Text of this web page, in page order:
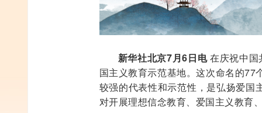
新华社北京7月6日电在庆祝中国
国主义教育示范基地。这次命名的
较强的代表性和示范性，是弘扬爱国
对开展理想信念教育、爱国主义教育